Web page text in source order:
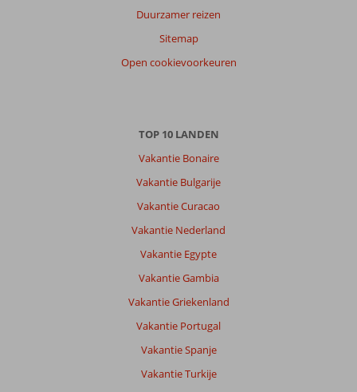
Duurzamer reizen
Sitemap
Open cookievoorkeuren
TOP 10 LANDEN
Vakantie Bonaire
Vakantie Bulgarije
Vakantie Curacao
Vakantie Nederland
Vakantie Egypte
Vakantie Gambia
Vakantie Griekenland
Vakantie Portugal
Vakantie Spanje
Vakantie Turkije